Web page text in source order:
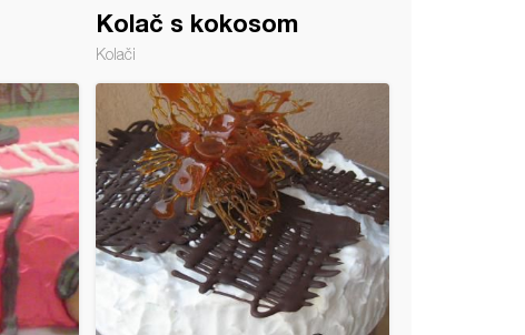
Kolač s kokosom
Kolači